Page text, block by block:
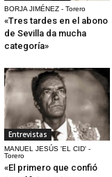
BORJA JIMÉNEZ - Torero
«Tres tardes en el abono
de Sevilla da mucha
categoría»
Entrevistas
MANUEL JESÚS 'EL CID' -
Torero
«El primero que confió